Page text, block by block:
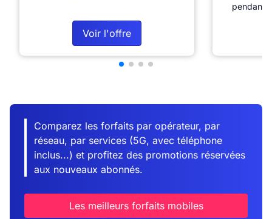
Voir l'offre
pendant
Comparez les forfaits par opérateur, par
réseau, par services (5G, avec téléphone
inclus...) et profitez des promotions réservées
aux nouveaux abonnés.
Les meilleurs forfaits mobiles